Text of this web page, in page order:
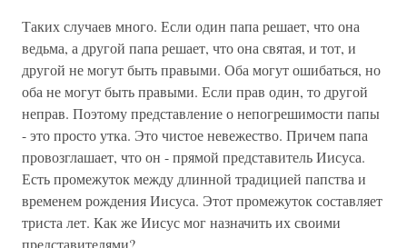
Таких случаев много. Если один папа решает, что она
ведьма, а другой папа решает, что она святая, и тот, и
другой не могут быть правыми. Оба могут ошибаться, но
оба не могут быть правыми. Если прав один, то другой
неправ. Поэтому представление о непогрешимости папы
- это просто утка. Это чистое невежество. Причем папа
провозглашает, что он - прямой представитель Иисуса.
Есть промежуток между длинной традицией папства и
временем рождения Иисуса. Этот промежуток составляет
триста лет. Как же Иисус мог назначить их своими
представителями?